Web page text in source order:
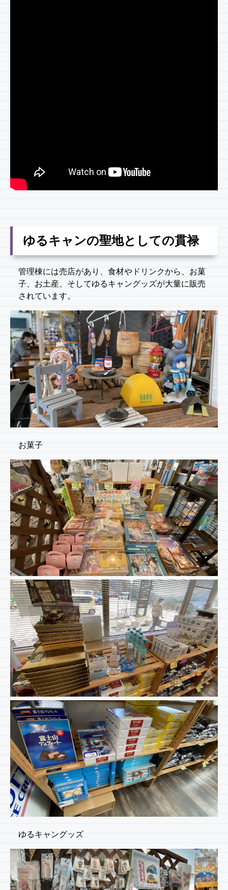
ゆるキャンの聖地としての貫禄
管理棟には売店があり、食材やドリンクから、お菓
子、お土産、そしてゆるキャングッズが大量に販売
されています。
お菓子
ゆるキャングッズ